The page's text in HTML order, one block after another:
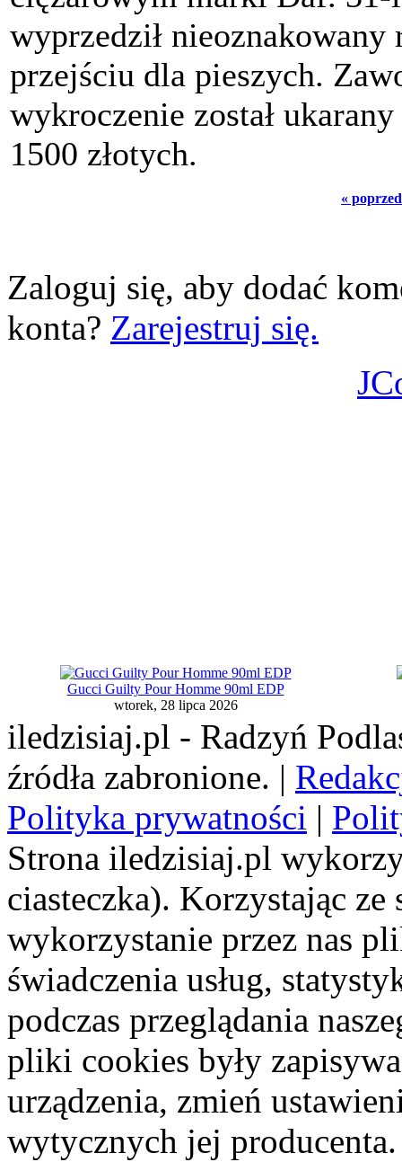
wyprzedził
przejściu dla pieszych.
wykroczenie został
1500 złotych.
«
Zaloguj się, aby dodać
konta? Zarejestruj się.
Gucci Guilty Pour Homme 90ml EDP
wtorek, 28 lipca 2026
iledzisiaj.pl - Radzyń
źródła zabronione. |
Polityka prywatności |
Strona iledzisiaj.pl
ciasteczka). Korzystając
wykorzystanie przez nas
świadczenia usług,
podczas przeglądania
pliki cookies były
urządzenia, zmień
wytycznych jej producenta.